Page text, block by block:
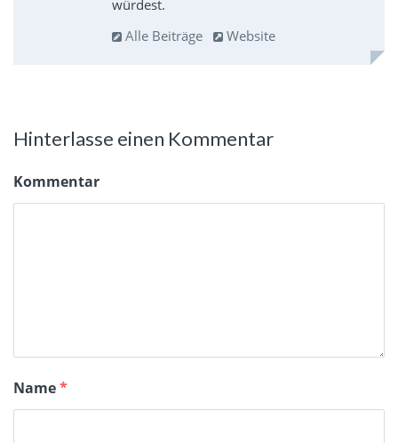
würdest.
Alle Beiträge
Website
Hinterlasse einen Kommentar
Kommentar
Name*